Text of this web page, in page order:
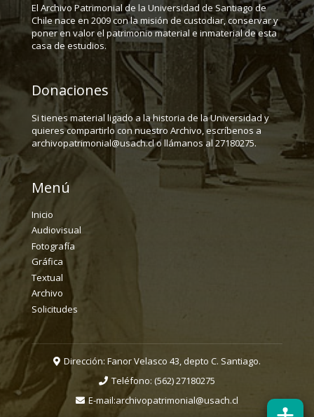
El Archivo Patrimonial de la Universidad de Santiago de
Chile nace en 2009 con la misión de custodiar, conservar y
poner en valor el patrimonio material e inmaterial de esta
casa de estudios.
Donaciones
Si tienes material ligado a la historia de la Universidad y
quieres compartirlo con nuestro Archivo, escríbenos a
archivopatrimonial@usach.cl o llámanos al 27180275.
Menú
Inicio
Audiovisual
Fotografía
Gráfica
Textual
Archivo
Solicitudes
Dirección: Fanor Velasco 43, depto C. Santiago.
Teléfono: (562) 27180275
E-mail:archivopatrimonial@usach.cl